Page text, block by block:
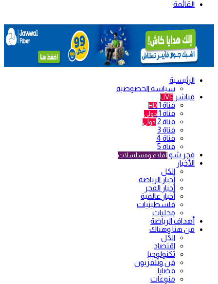
القائمة
الرئيسية
سياسة الخصوصية
مباشر LIVE
قناة 1 HD
قناة 1 دولي
قناة 2 دولي
قناة 3
قناة 4
قناة 5
فجر شو أفلام ومسلسلات
الأخبار
الكل
أخبار الرياضة
أخبار الفجر
أخبار عالمية
فلسطينيات
محليات
أهداف الرياضة
من هنا وهناك
الكل
اقتصاد
تكنولوجيا
فن وتلفزيون
قضايا
منوعات